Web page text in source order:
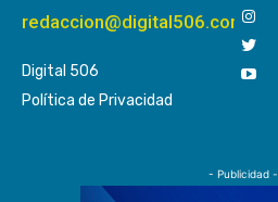
redaccion@digital506.com
Digital 506
Política de Privacidad
- Publicidad -